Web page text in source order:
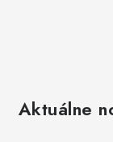
Aktuálne